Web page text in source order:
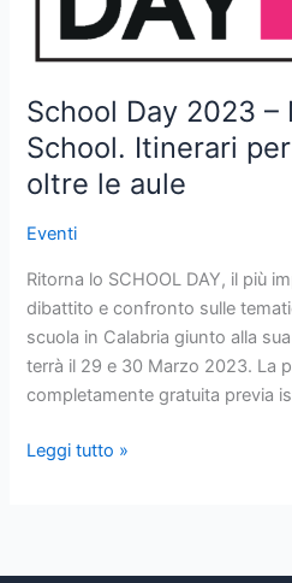
School Day 2023
School. Itinerari
oltre le aule
Eventi
Ritorna lo SCHOOL DAY, il più
dibattito e confronto sulle
scuola in Calabria giunto alla
terrà il 29 e 30 Marzo 2023. La
completamente gratuita previa
Itinerari
per
didattica
oltre
aule
Leggi tutto »